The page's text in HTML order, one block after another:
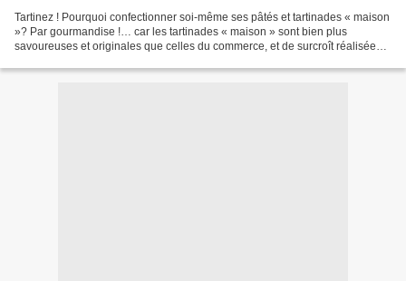
Tartinez ! Pourquoi confectionner soi-même ses pâtés et tartinades « maison
»? Par gourmandise !… car les tartinades « maison » sont bien plus
savoureuses et originales que celles du commerce, et de surcroît réalisées